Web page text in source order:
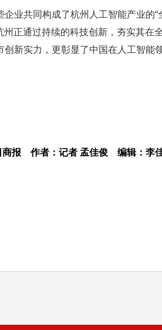
业共同构成了杭州人工智能产业的“
州正通过持续的科技创新，夯实其在
新实力，更彰显了中国在人工智能
商报 作者：记者 孟佳俊 编辑：李